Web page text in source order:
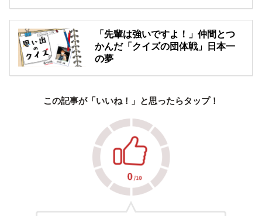
「先輩は強いですよ！」仲間とつ
かんだ「クイズの団体戦」日本一
の夢
この記事が「いいね！」と思ったらタップ！